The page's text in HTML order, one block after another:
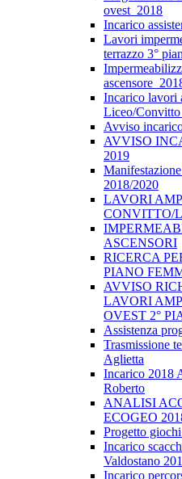
ovest_2018
Incarico
Lavori
terrazzo 3°
Incarico lavori
Liceo/
Avviso
AVVISO
2019
2018/2020
LAVORI
CONVITTO/
ASCENSORI
RICERCA
PIANO
AVVISO
LAVORI
OVEST 2°
Assistenza
Trasmissione
Aglietta
Incarico 2018
Roberto
ANALISI
ECOGEO
Progetto
Incarico
Valdostano
Incarico